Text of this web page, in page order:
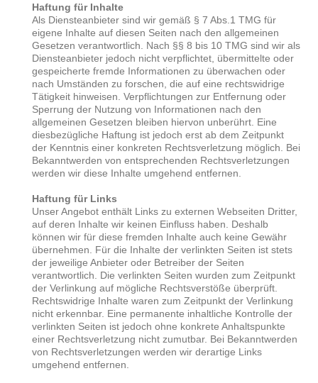
Haftung für Inhalte
Als Diensteanbieter sind wir gemäß § 7 Abs.1 TMG für
eigene Inhalte auf diesen Seiten nach den allgemeinen
Gesetzen verantwortlich. Nach §§ 8 bis 10 TMG sind wir als
Diensteanbieter jedoch nicht verpflichtet, übermittelte oder
gespeicherte fremde Informationen zu überwachen oder
nach Umständen zu forschen, die auf eine rechtswidrige
Tätigkeit hinweisen. Verpflichtungen zur Entfernung oder
Sperrung der Nutzung von Informationen nach den
allgemeinen Gesetzen bleiben hiervon unberührt. Eine
diesbezügliche Haftung ist jedoch erst ab dem Zeitpunkt
der Kenntnis einer konkreten Rechtsverletzung möglich. Bei
Bekanntwerden von entsprechenden Rechtsverletzungen
werden wir diese Inhalte umgehend entfernen.
Haftung für Links
Unser Angebot enthält Links zu externen Webseiten Dritter,
auf deren Inhalte wir keinen Einfluss haben. Deshalb
können wir für diese fremden Inhalte auch keine Gewähr
übernehmen. Für die Inhalte der verlinkten Seiten ist stets
der jeweilige Anbieter oder Betreiber der Seiten
verantwortlich. Die verlinkten Seiten wurden zum Zeitpunkt
der Verlinkung auf mögliche Rechtsverstöße überprüft.
Rechtswidrige Inhalte waren zum Zeitpunkt der Verlinkung
nicht erkennbar. Eine permanente inhaltliche Kontrolle der
verlinkten Seiten ist jedoch ohne konkrete Anhaltspunkte
einer Rechtsverletzung nicht zumutbar. Bei Bekanntwerden
von Rechtsverletzungen werden wir derartige Links
umgehend entfernen.